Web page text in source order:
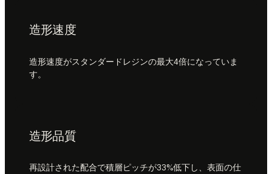
造形速度
造形速度がスタンダードレジンの最大4倍になっていま
す。
造形品質
再設計された配合で積層ピッチが33%低下し、表面の仕